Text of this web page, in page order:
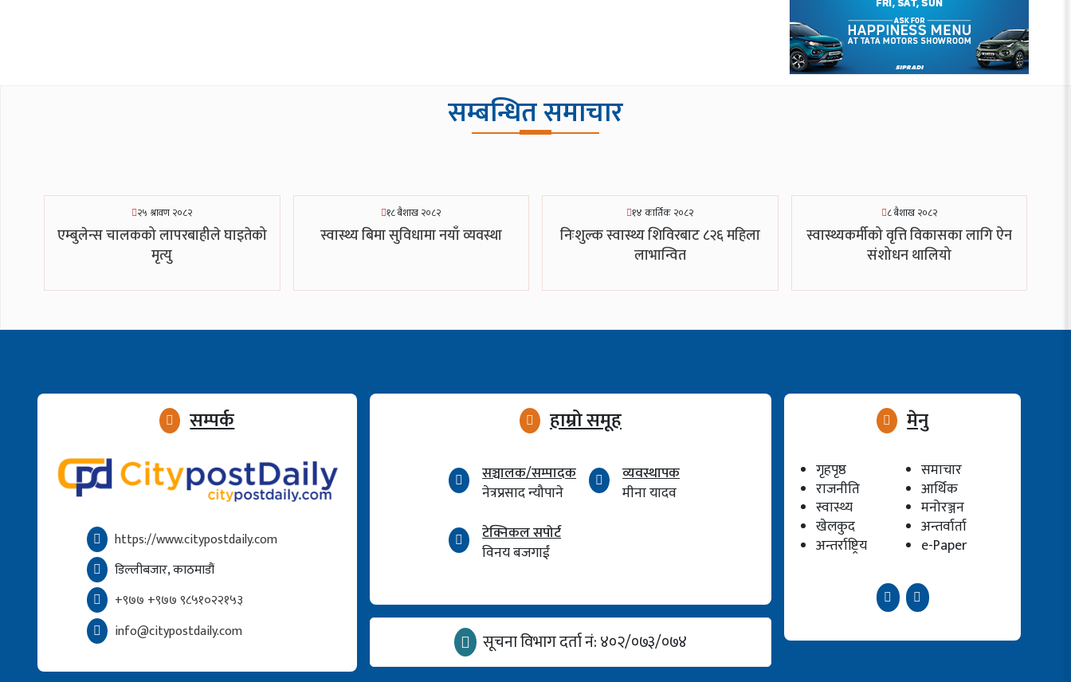
सम्बन्धित समाचार
२५ श्रावण २०८२
एम्बुलेन्स चालकको लापरबाहीले घाइतेको
मृत्यु
१८ बैशाख २०८२
स्वास्थ्य बिमा सुविधामा नयाँ व्यवस्था
१४ कार्तिक २०८२
निःशुल्क स्वास्थ्य शिविरबाट ८२६ महिला
लाभान्वित
८ बैशाख २०८२
स्वास्थ्यकर्मीको वृत्ति विकासका लागि ऐन
संशोधन थालियो
सम्पर्क
https://www.citypostdaily.com
डिल्लीबजार, काठमाडौं
+९७७ +९७७ ९८५१०२२१५३
info@citypostdaily.com
हाम्रो समूह
सञ्चालक/सम्पादक
नेत्रप्रसाद न्यौपाने
व्यवस्थापक
मीना यादव
टेक्निकल सपोर्ट
विनय बजगाईं
सूचना विभाग दर्ता नं: ४०२/०७३/०७४
मेनु
गृहपृष्ठ
समाचार
राजनीति
आर्थिक
स्वास्थ्य
मनोरञ्जन
खेलकुद
अन्तर्वार्ता
अन्तर्राष्ट्रिय
e-Paper